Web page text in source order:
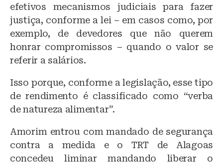
efetivos mecanismos judiciais para fazer
justiça, conforme a lei – em casos como, por
exemplo, de devedores que não querem
honrar compromissos – quando o valor se
referir a salários.
Isso porque, conforme a legislação, esse tipo
de rendimento é classificado como “verba
de natureza alimentar”.
Amorim entrou com mandado de segurança
contra a medida e o TRT de Alagoas
concedeu liminar mandando liberar o